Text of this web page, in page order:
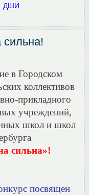
ДШИ
в Городском
коллективов
прикладного
учреждений,
школ и школ
сильна»!
посвящен